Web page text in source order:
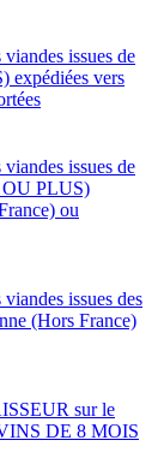
issues de
vers
issues de
PLUS)
ou
issues des
(Hors France)
sur le
DE 8 MOIS